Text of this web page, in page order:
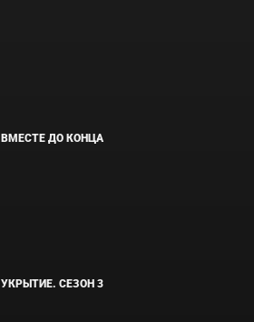
ВМЕСТЕ ДО КОНЦА
УКРЫТИЕ. СЕЗОН 3